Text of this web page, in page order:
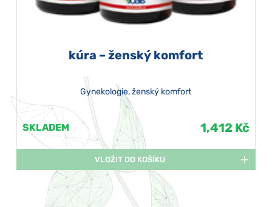
kúra – ženský komfort
Gynekologie, ženský komfort
SKLADEM 1,412 Kč
VLOŽIT DO KOŠÍKU